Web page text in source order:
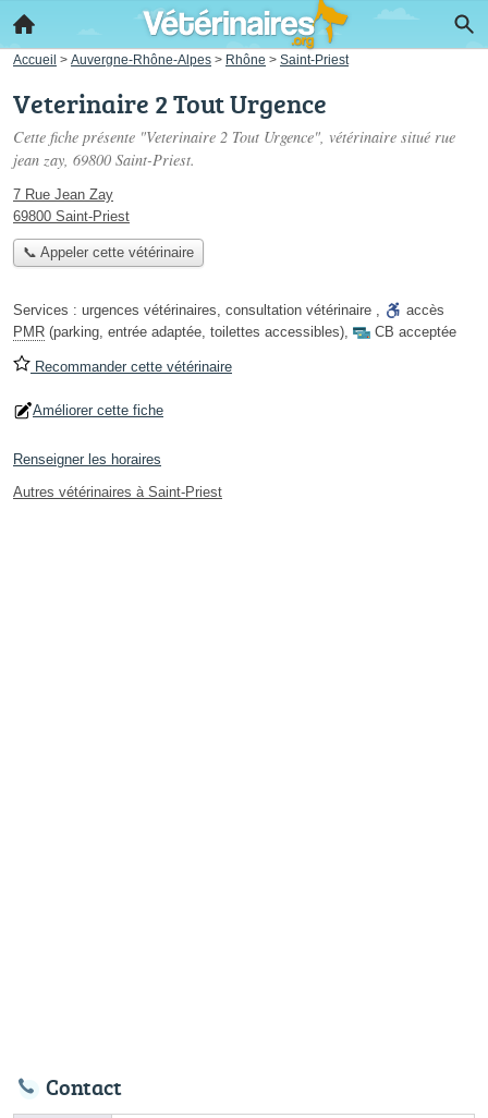
Accueil > Auvergne-Rhône-Alpes > Rhône > Saint-Priest
Veterinaire 2 Tout Urgence
Cette fiche présente "Veterinaire 2 Tout Urgence", vétérinaire situé rue
jean zay, 69800 Saint-Priest.
7 Rue Jean Zay
69800 Saint-Priest
📞 Appeler cette vétérinaire
Services : urgences vétérinaires, consultation vétérinaire ,
accès
PMR (parking, entrée adaptée, toilettes accessibles), CB acceptée
Recommander cette vétérinaire
Améliorer cette fiche
Renseigner les horaires
Autres vétérinaires à Saint-Priest
Contact